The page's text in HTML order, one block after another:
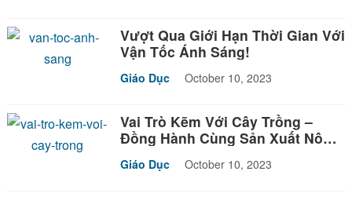
Vượt Qua Giới Hạn Thời Gian Với
Vận Tốc Ánh Sáng!
Giáo Dục October 10, 2023
Vai Trò Kẽm Với Cây Trồng –
Đồng Hành Cùng Sản Xuất Nông
Giáo Dục October 10, 2023